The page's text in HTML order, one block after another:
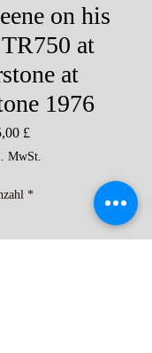
on his
at
at
1976
£Preis
MwSt.
*